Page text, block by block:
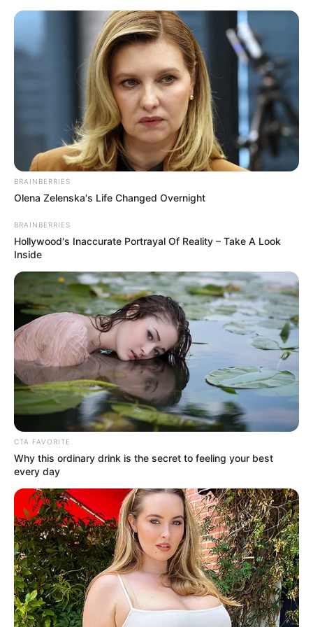
Sommerrodelbahn Alpsee Bergwelt
Allgäu Alpen
Heute ist Hohes Friedersfest (in Augsburg ein Feiertag):
Sonnabend, der 08.08.2026
MitSuperlativen ist das amGroßen Alpseeliegende
Familienfreizeitziel reichhaltig ausgestattet - wenn man
den Aussagen der Betreiber glaubt. Deutschlands längste
Ganzjahres-Rodelbahn, Bayerns größter Hochseilgarten
und Deutschlands größtes Bergspiel-Abenteuer erwarten
überprüfen. Auf jedem Fall findet man im Internet zur
Alpseecoaster bezeichnete Anlage wird mit ihrer Länge
von fast 3.000 Metern und einer Höchstgeschwindigkeit
von 40 km/h meist als cool und super bezeichnet.
Um zum Startpunkt zu kommen, muss man aber mit der
Sesselbahn hinauffahren oder eine halbe Stunde bergauf
wandern. Die Schlitten fahren derweilen an einem
eigenen Seilzug hinauf. Doch oben gibt es dann auch den
BRAINBERRIES
Olena Zelenska's Life Changed Overnight
BRAINBERRIES
Hollywood's Inaccurate Portrayal Of Reality – Take A Look
Inside
CTA FAVORITE
Why this ordinary drink is the secret to feeling your best
every day